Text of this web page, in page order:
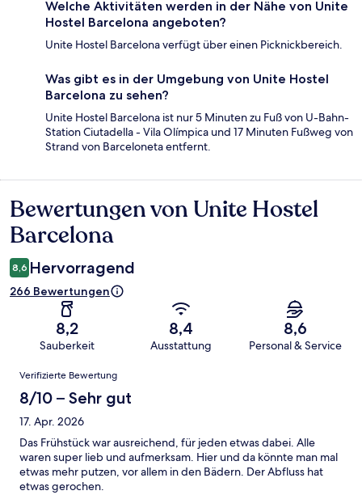
Welche Aktivitäten werden in der Nähe von Unite
Hostel Barcelona angeboten?
Unite Hostel Barcelona verfügt über einen Picknickbereich.
Was gibt es in der Umgebung von Unite Hostel
Barcelona zu sehen?
Unite Hostel Barcelona ist nur 5 Minuten zu Fuß von U-Bahn-
Station Ciutadella - Vila Olímpica und 17 Minuten Fußweg von
Strand von Barceloneta entfernt.
Bewertungen
Bewertungen von Unite Hostel
Barcelona
8,6 Hervorragend
266 Bewertungen
8,2
Sauberkeit
8,4
Ausstattung
8,6
Personal & Service
Bewertungen
Verifizierte Bewertung
8/10 – Sehr gut
17. Apr. 2026
Das Frühstück war ausreichend, für jeden etwas dabei. Alle
waren super lieb und aufmerksam. Hier und da könnte man mal
etwas mehr putzen, vor allem in den Bädern. Der Abfluss hat
etwas gerochen.